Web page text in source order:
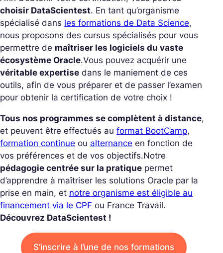
choisir DataScientest. En tant qu’organisme
spécialisé dans les formations de Data Science,
nous proposons des cursus spécialisés pour vous
permettre de maîtriser les logiciels du vaste
écosystème Oracle.Vous pouvez acquérir une
véritable expertise dans le maniement de ces
outils, afin de vous préparer et de passer l’examen
pour obtenir la certification de votre choix !
Tous nos programmes se complètent à distance,
et peuvent être effectués au format BootCamp,
formation continue ou alternance en fonction de
vos préférences et de vos objectifs.Notre
pédagogie centrée sur la pratique permet
d’apprendre à maîtriser les solutions Oracle par la
prise en main, et notre organisme est éligible au
financement via le CPF ou France Travail.
Découvrez DataScientest !
S’inscrire à l’une de nos formations